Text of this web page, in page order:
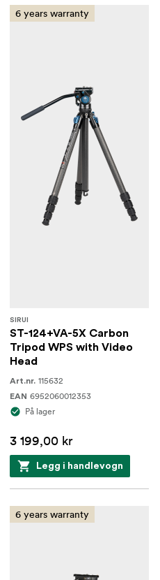
6 years warranty
SIRUI
ST-124+VA-5X Carbon
Tripod WPS with Video
Head
Art.nr. 115632
EAN 6952060012353
På lager
3 199,00 kr
Legg i handlevogn
6 years warranty